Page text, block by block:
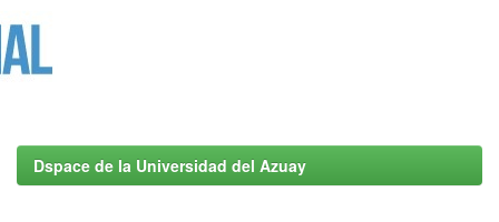
Dspace de la Universidad del Azuay